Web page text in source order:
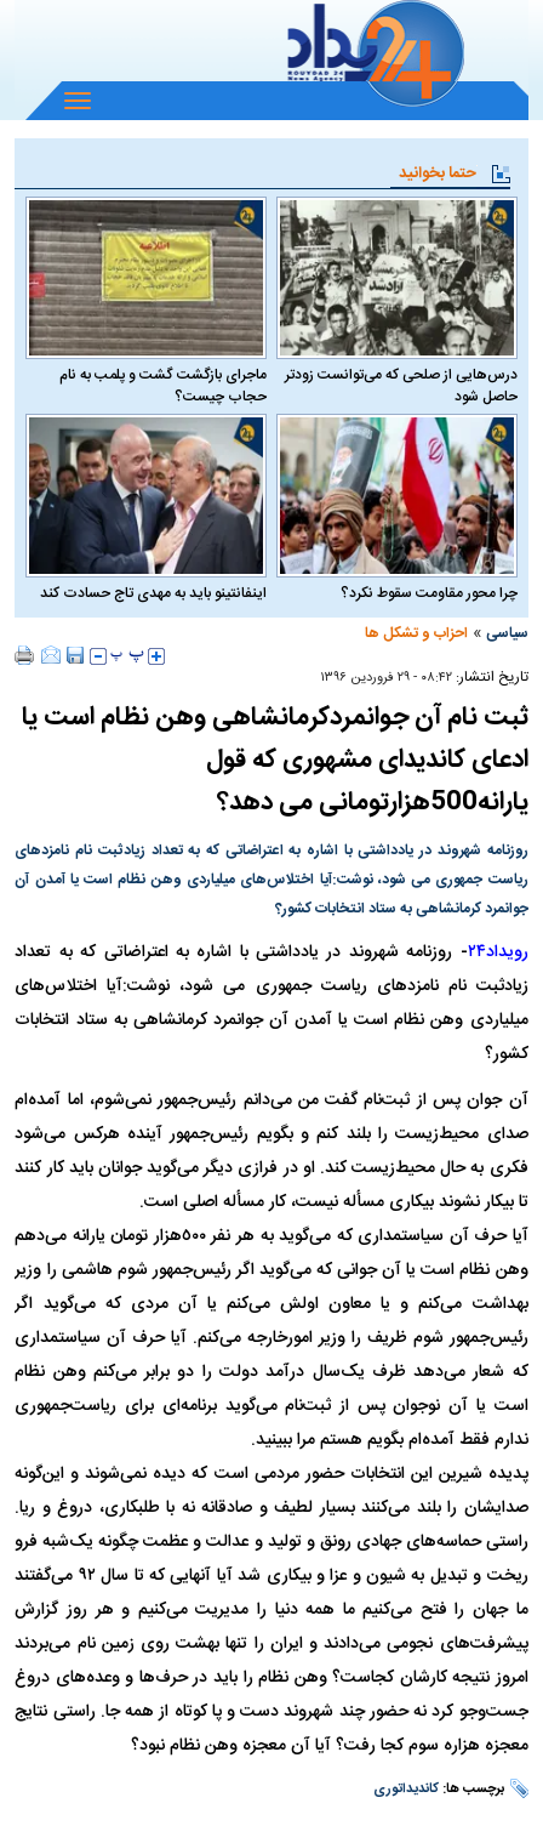
باز
و
منو
حتما بخوانید
درس‌هایی از صلحی که می‌توانست زودتر
حاصل شود
ماجرای بازگشت گشت و پلمب به نام
حجاب چیست؟
چرا محور مقاومت سقوط نکرد؟
اینفانتینو باید به مهدی تاج حسادت کند
سیاسی »احزاب و تشکل ها
تاریخ انتشار:۰۸:۴۲ - ۲۹ فروردين ۱۳۹۶
ثبت نام آن جوانمردکرمانشاهی وهن نظام است یا
ادعای کاندیدای مشهوری که قول
یارانه500هزارتومانی می دهد؟
روزنامه شهروند در یادداشتی با اشاره به اعتراضاتی که به تعداد زیادثبت نام نامزدهای
ریاست جمهوری می شود، نوشت:آیا اختلاس‌های میلیاردی وهن نظام است یا آمدن آن
جوانمرد کرمانشاهی به ستاد انتخابات کشور؟
رویداد۲۴
- روزنامه شهروند در یادداشتی با اشاره به اعتراضاتی که به تعداد
زیادثبت نام نامزدهای ریاست جمهوری می شود، نوشت:آیا اختلاس‌های
میلیاردی وهن نظام است یا آمدن آن جوانمرد کرمانشاهی به ستاد انتخابات
کشور؟
آن جوان پس از ثبت‌نام گفت من می‌دانم رئیس‌جمهور نمی‌شوم، اما آمده‌ام
صدای محیط‌زیست را بلند کنم و بگویم رئیس‌جمهور آینده هرکس می‌شود
فکری به حال محیط‌زیست کند. او در فرازی دیگر می‌گوید جوانان باید کار کنند
تا بیکار نشوند بیکاری مسأله نیست، کار مسأله اصلی است.
آیا حرف آن سیاستمداری که می‌گوید به هر نفر ٥٠٠هزار تومان یارانه می‌دهم
وهن نظام است یا آن جوانی که می‌گوید اگر رئیس‌جمهور شوم هاشمی را وزیر
بهداشت می‌کنم و یا معاون اولش می‌کنم یا آن مردی که می‌گوید اگر
رئیس‌جمهور شوم ظریف را وزیر امورخارجه می‌کنم. آیا حرف آن سیاستمداری
که شعار می‌دهد ظرف یک‌سال درآمد دولت را دو برابر می‌کنم وهن نظام
است یا آن نوجوان پس از ثبت‌نام می‌گوید برنامه‌ای برای ریاست‌جمهوری
ندارم فقط آمده‌ام بگویم هستم مرا ببینید.
پدیده شیرین این انتخابات حضور مردمی است که دیده نمی‌شوند و این‌گونه
صدایشان را بلند می‌کنند بسیار لطیف و صادقانه نه با طلبکاری، دروغ و ریا.
راستی حماسه‌های جهادی رونق و تولید و عدالت و عظمت چگونه یک‌شبه فرو
ریخت و تبدیل به شیون و عزا و بیکاری شد آیا آنهایی که تا سال ٩٢ می‌گفتند
ما جهان را فتح می‌کنیم ما همه دنیا را مدیریت می‌کنیم و هر روز گزارش
پیشرفت‌های نجومی می‌دادند و ایران را تنها بهشت روی زمین نام می‌بردند
امروز نتیجه کارشان کجاست؟ وهن نظام را باید در حرف‌ها و وعده‌های دروغ
جست‌وجو کرد نه حضور چند شهروند دست و پا کوتاه از همه جا. راستی نتایج
معجزه هزاره سوم کجا رفت؟ آیا آن معجزه وهن نظام نبود؟
برچسب ها:کاندیداتوری